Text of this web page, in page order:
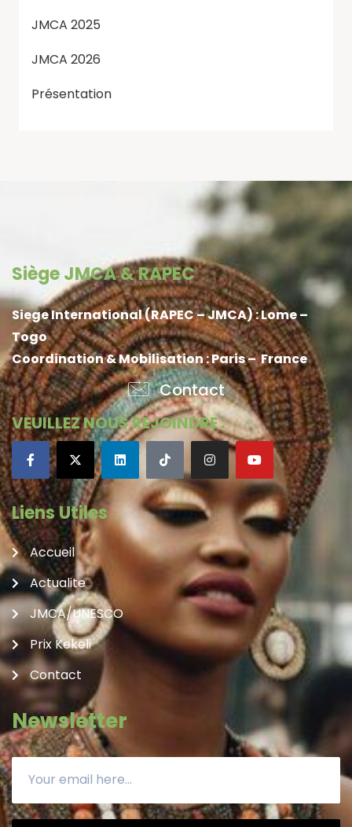
JMCA 2025
JMCA 2026
Présentation
Siège JMCA & RAPEC
Siege International (RAPEC – JMCA) : Lome –
Togo
Coordination & Mobilisation : Paris – France
Contact
VEUILLEZ NOUS REJOINDRE :
Liens Utiles
Accueil
Actualite
JMCA/UNESCO
Prix Kekeli
Contact
Newsletter